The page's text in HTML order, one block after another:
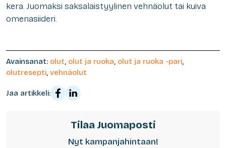
kera. Juomaksi saksalaistyylinen vehnäolut tai kuiva
omenasiideri.
Avainsanat: olut, olut ja ruoka, olut ja ruoka -pari,
olutresepti, vehnäolut
Jaa artikkeli:
Tilaa Juomaposti
Nyt kampanjahintaan!